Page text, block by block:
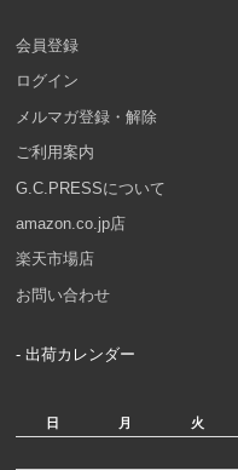
会員登録
ログイン
メルマガ登録・解除
ご利用案内
G.C.PRESSについて
amazon.co.jp店
楽天市場店
お問い合わせ
- 出荷カレンダー
日
月 火